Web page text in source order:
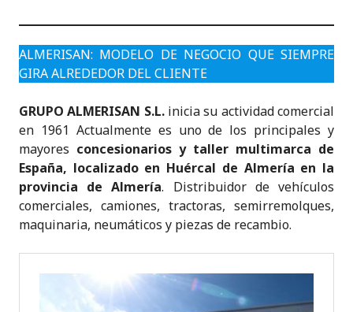
ALMERISAN: MODELO DE NEGOCIO QUE SIEMPRE
GIRA ALREDEDOR DEL CLIENTE
GRUPO ALMERISAN S.L. inicia su actividad comercial
en 1961 Actualmente es uno de los principales y
mayores concesionarios y taller multimarca de
España, localizado en Huércal de Almería en la
provincia de Almería. Distribuidor de vehículos
comerciales, camiones, tractoras, semirremolques,
maquinaria, neumáticos y piezas de recambio.